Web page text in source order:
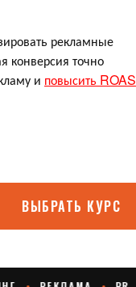
рекламные
конверсия точно
и повысить ROAS